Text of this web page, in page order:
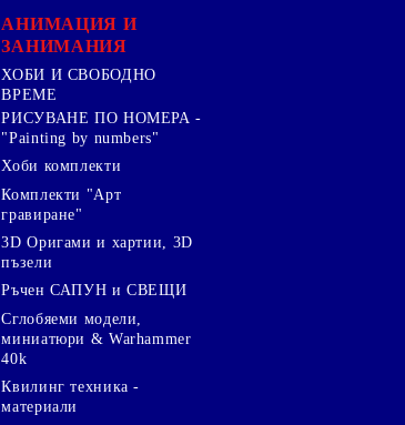
АНИМАЦИЯ И
ЗАНИМАНИЯ
ХОБИ И СВОБОДНО
ВРЕМЕ
РИСУВАНЕ ПО НОМЕРА -
"Painting by numbers"
Хоби комплекти
Комплекти "Арт
гравиране"
3D Оригами и хартии, 3D
пъзели
Ръчен САПУН и СВЕЩИ
Сглобяеми модели,
миниатюри & Warhammer
40k
Квилинг техника -
материали